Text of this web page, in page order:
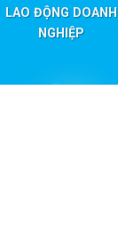
LAO ĐỘNG DOANH
NGHIỆP